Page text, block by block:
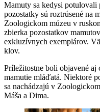
Mamuty sa kedysi potulovali
pozostatky sú roztrúsené na
Zoologickom múzeu v
zbierka pozostatkov
exkluzívnych exemplárov.
klov.
Príležitostne boli objavené aj
mamutie mláďatá. Niektoré
sa nachádzajú v
Máša a Dima.